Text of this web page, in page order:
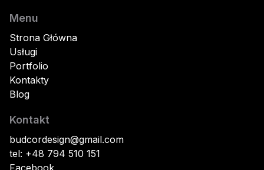
Menu
Strona Główna
Usługi
Portfolio
Kontakty
Blog
Kontakt
budcordesign@gmail.com
tel: +48 794 510 151
Facebook